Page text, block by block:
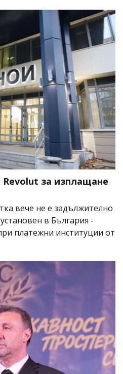
за изплащане
вече не е задължително
в България -
платежни институции от